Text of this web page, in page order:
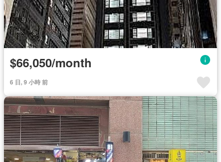
$66,050/month
6 日, 9 小時 前